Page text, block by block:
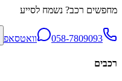
מחפשים רכב? נשמח לסייע
058-7809093 וואטסאפ
רכבים